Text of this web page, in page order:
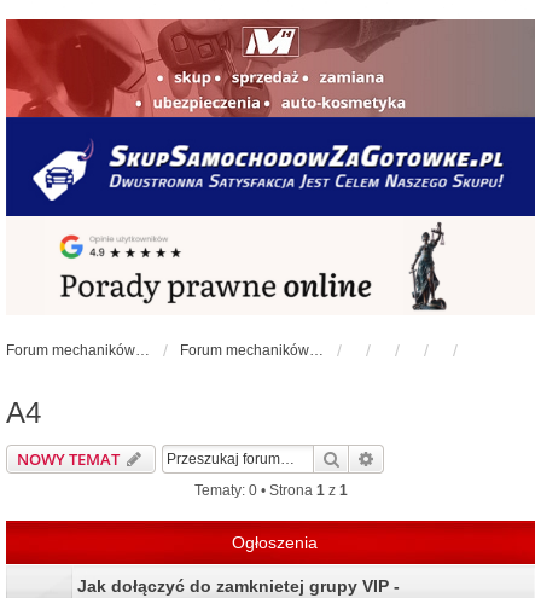
Forum mechaników samochodowych - forum-mechaniczne.pl Forum mechaników samochodowych
A4
NOWY TEMAT Szukaj
Tematy: 0 • Strona 1z 1
Ogłoszenia
Jak dołączyć do zamknietej grupy VIP -